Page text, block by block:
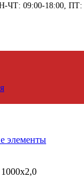
ЧТ: 09:00-18:00 , ПТ:
элементы